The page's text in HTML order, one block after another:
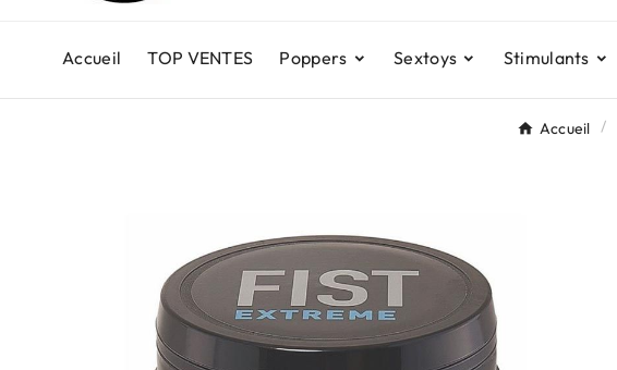
Accueil TOP VENTES Poppers Sextoys Stimulants
Accueil